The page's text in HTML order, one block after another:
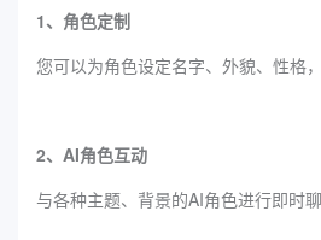
1、角色定制
您可以为角色设定名字、外貌、性格
2、AI角色互动
与各种主题、背景的AI角色进行即时聊